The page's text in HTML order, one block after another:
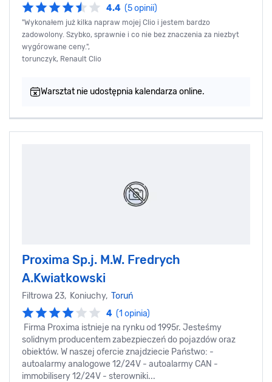
4.4 (5 opinii)
"Wykonałem już kilka napraw mojej Clio i jestem bardzo
zadowolony. Szybko, sprawnie i co nie bez znaczenia za niezbyt
wygórowane ceny.",
torunczyk, Renault Clio
Warsztat nie udostępnia kalendarza online.
Proxima Sp.j. M.W. Fredrych
A.Kwiatkowski
Filtrowa 23, Koniuchy, Toruń
4 (1 opinia)
Firma Proxima istnieje na rynku od 1995r. Jesteśmy
solidnym producentem zabezpieczeń do pojazdów oraz
obiektów. W naszej ofercie znajdziecie Państwo: -
autoalarmy analogowe 12/24V - autoalarmy CAN -
immobilisery 12/24V - sterowniki...